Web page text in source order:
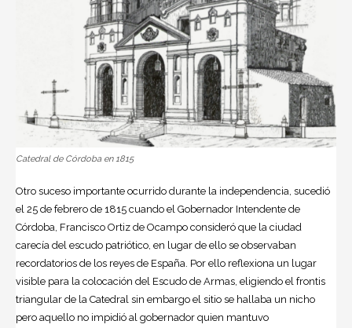
Catedral de Córdoba en 1815
Otro suceso importante ocurrido durante la independencia, sucedió
el 25 de febrero de 1815 cuando el Gobernador Intendente de
Córdoba, Francisco Ortiz de Ocampo consideró que la ciudad
carecía del escudo patriótico, en lugar de ello se observaban
recordatorios de los reyes de España. Por ello reflexiona un lugar
visible para la colocación del Escudo de Armas, eligiendo el frontis
triangular de la Catedral sin embargo el sitio se hallaba un nicho
pero aquello no impidió al gobernador quien mantuvo